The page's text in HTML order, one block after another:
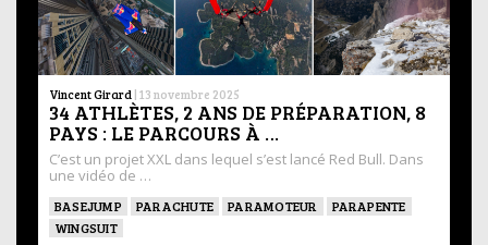
Vincent Girard | 13 novembre 2025
34 ATHLÈTES, 2 ANS DE PRÉPARATION, 8
PAYS : LE PARCOURS À …
C’est un projet XXL dans lequel s’est lancé Red Bull. Dans
une vidéo de …
BASEJUMP PARACHUTE PARAMOTEUR
PARAPENTE
WINGSUIT